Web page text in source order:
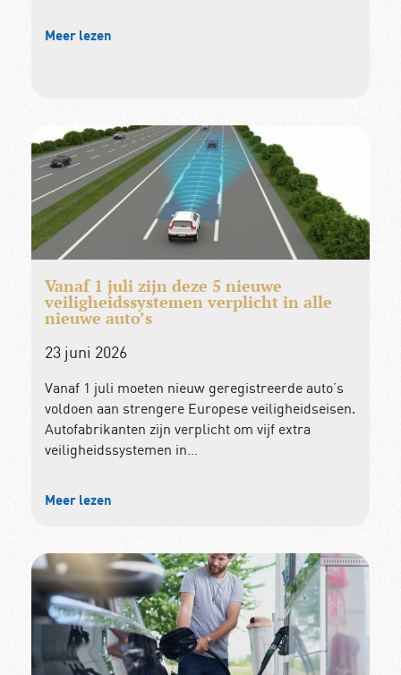
Meer lezen
Vanaf 1 juli zijn deze 5 nieuwe
veiligheidssystemen verplicht in alle
nieuwe auto’s
23 juni 2026
Vanaf 1 juli moeten nieuw geregistreerde auto’s
voldoen aan strengere Europese veiligheidseisen.
Autofabrikanten zijn verplicht om vijf extra
veiligheidssystemen in…
Meer lezen